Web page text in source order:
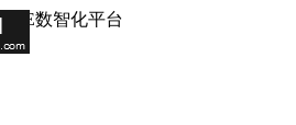
HSE数智化平台